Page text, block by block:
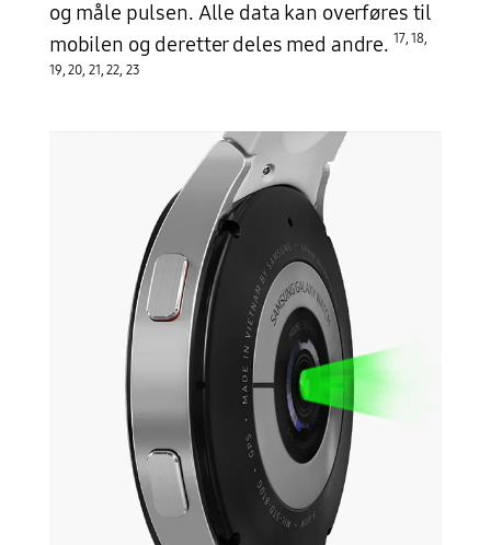
og måle pulsen. Alle data kan overføres til
mobilen og deretter deles med andre. 17,18,
19,20, 21 ,22, 23